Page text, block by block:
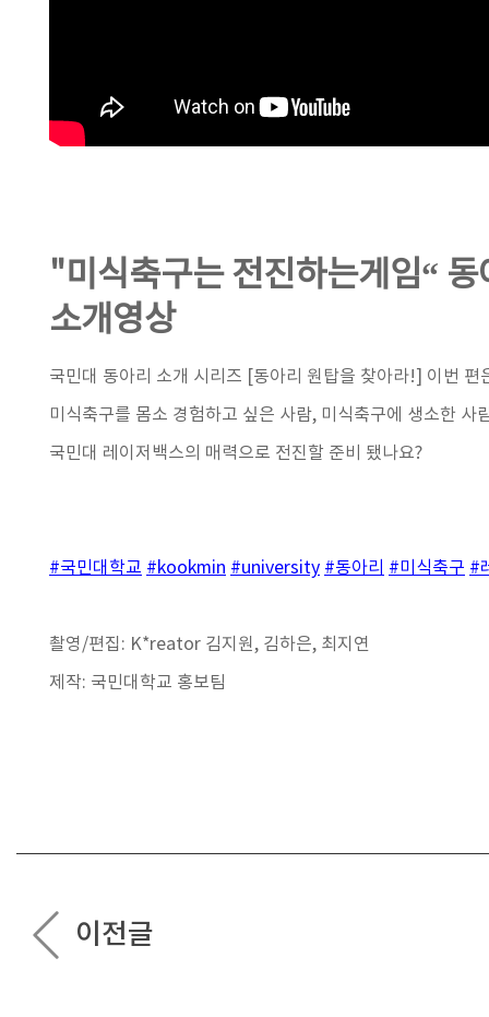
"미식축구는 전진하는게임“
소개영상
국민대 동아리 소개 시리즈 [동아리 원탑을 찾아라!] 이번
미식축구를 몸소 경험하고 싶은 사람, 미식축구에 생소한 사
국민대 레이저백스의 매력으로 전진할 준비 됐나요?
#국민대학교 #kookmin #university #동아리 #미식축구 #
촬영/편집: K*reator 김지원, 김하은, 최지연
제작: 국민대학교 홍보팀
이전글